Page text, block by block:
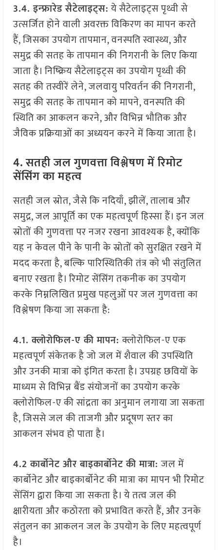
3.4. इन्फ्रारेड सैटेलाइट्स:ये सैटेलाइट्स पृथ्वी से
उत्सर्जित होने वाली अवरक्त विकिरण का मापन करते
हैं, जिसका उपयोग तापमान, वनस्पति स्वास्थ्य, और
समुद्र की सतह के तापमान की निगरानी के लिए किया
जाता है। निष्क्रिय सैटेलाइट्स का उपयोग पृथ्वी की
सतह की तस्वीरें लेने, जलवायु परिवर्तन की निगरानी,
समुद्र की सतह के तापमान को मापने, वनस्पति की
स्थिति का आकलन करने, और विभिन्न भौतिक और
जैविक प्रक्रियाओं का अध्ययन करने में किया जाता है।
4. सतही जल गुणवत्ता विश्लेषण में रिमोट
सेंसिंग का महत्व
सतही जल स्रोत, जैसे कि नदियाँ, झीलें, तालाब और
समुद्र, जल आपूर्ति का एक महत्वपूर्ण हिस्सा हैं। इन जल
स्रोतों की गुणवत्ता पर नजर रखना आवश्यक है, क्योंकि
यह न केवल पीने के पानी के स्रोतों को सुरक्षित रखने में
मदद करता है, बल्कि पारिस्थितिकी तंत्र को भी संतुलित
बनाए रखता है। रिमोट सेंसिंग तकनीक का उपयोग
करके निम्नलिखित प्रमुख पहलुओं पर जल गुणवत्ता का
विश्लेषण किया जा सकता है:
4.1. क्लोरोफिल-ए की मापन:क्लोरोफिल-ए एक
महत्वपूर्ण संकेतक है जो जल में शैवाल की उपस्थिति
और उनकी मात्रा को इंगित करता है। उपग्रह छवियों के
माध्यम से विभिन्न बैंड संयोजनों का उपयोग करके
क्लोरोफिल-ए की सांद्रता का अनुमान लगाया जा सकता
है, जिससे जल की ताजगी और प्रदूषण स्तर का
आकलन संभव हो पाता है।
4.2 कार्बोनेट और बाइकार्बोनेट की मात्रा:जल में
कार्बोनेट और बाइकार्बोनेट की मात्रा का मापन भी रिमोट
सेंसिंग द्वारा किया जा सकता है। ये तत्व जल की
क्षारीयता और कठोरता को प्रभावित करते हैं, और उनके
संतुलन का आकलन जल के उपयोग के लिए महत्वपूर्ण
है।